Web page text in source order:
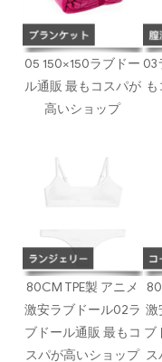
05 150×150ラブドー
ル通販 最もコスパが
高いショップ
03
80CM TPE製 アニメ
激安ラブドール02ラ
ブドール通販 最もコ
スパが高いショップ
激
ブ
ス